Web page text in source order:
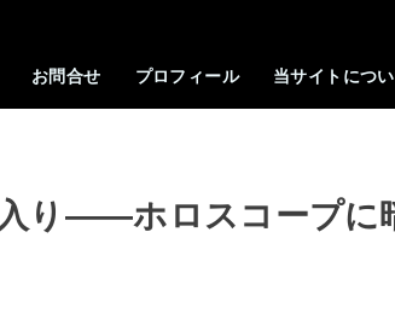
お問合せ プロフィール 当サイトにつ
り――ホロスコープに